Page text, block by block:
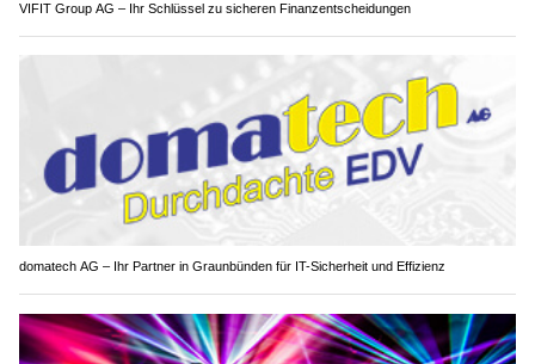
VIFIT Group AG – Ihr Schlüssel zu sicheren Finanzentscheidungen
domatech AG – Ihr Partner in Graunbünden für IT-Sicherheit und Effizienz